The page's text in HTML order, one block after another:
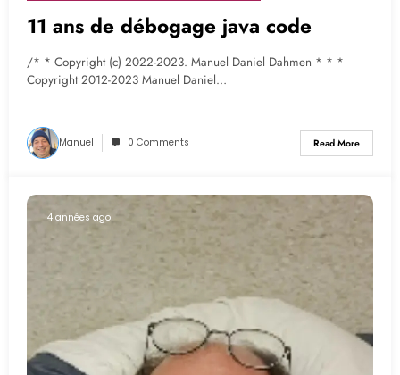
11 ans de débogage java code
/* * Copyright (c) 2022-2023. Manuel Daniel Dahmen * * *
Copyright 2012-2023 Manuel Daniel…
Manuel 0 Comments Read More
4 années ago